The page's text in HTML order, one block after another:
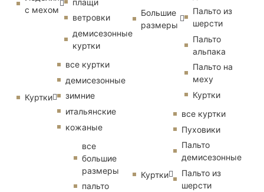
с мехом
ветровки
демисезонные
куртки
Куртки
все куртки
демисезонные
зимние
итальянские
кожаные
все
большие
размеры
пальто
Большие
размеры
Пальто из
шерсти
Пальто
альпака
Пальто на
меху
Куртки
Куртки
все куртки
Пуховики
Пальто
демисезонные
Пальто из
шерсти